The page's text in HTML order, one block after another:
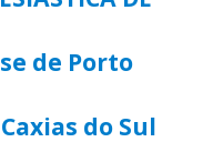
de Porto
do Sul